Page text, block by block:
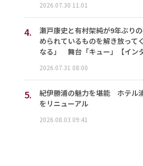
2026.07.30 11:01
4.
瀬戸康史と有村架純が9年ぶり
められているものを解き放って
なる」 舞台「キュー」【イン
2026.07.31 08:00
5.
紀伊勝浦の魅力を堪能 ホテル
をリニューアル
2026.08.03 09:41